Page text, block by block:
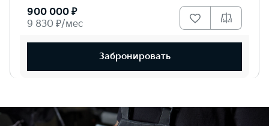
900 000 ₽
9 830 ₽/мес
Забронировать